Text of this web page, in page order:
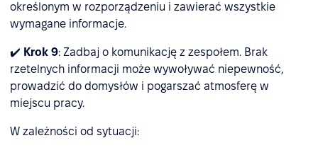
określonym w rozporządzeniu i zawierać wszystkie
wymagane informacje.
✔️ Krok 9: Zadbaj o komunikację z zespołem. Brak
rzetelnych informacji może wywoływać niepewność,
prowadzić do domysłów i pogarszać atmosferę w
miejscu pracy.
W zależności od sytuacji: